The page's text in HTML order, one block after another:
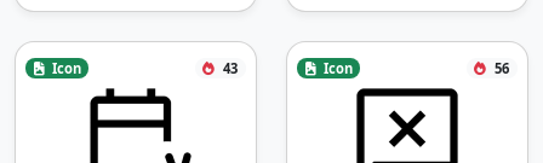
Icon 43 Icon 56